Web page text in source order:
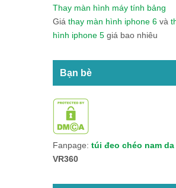
Thay màn hình máy tính bảng
Giá thay màn hình iphone 6 và
hình iphone 5 giá bao nhiêu
Bạn bè
Fanpage: túi đeo chéo nam
VR360